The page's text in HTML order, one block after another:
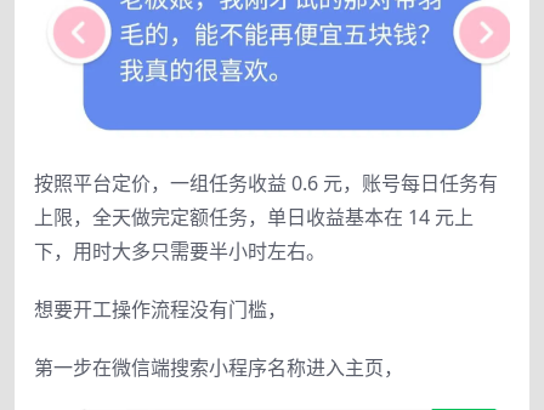
按照平台定价，一组任务收益 0.6 元，账号每日任务有
上限，全天做完定额任务，单日收益基本在 14 元上
下，用时大多只需要半小时左右。
想要开工操作流程没有门槛，
第一步在微信端搜索小程序名称进入主页，